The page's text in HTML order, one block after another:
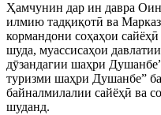
Ҳамчунин дар ин давра
илмию тадқиқотӣ ва
кормандони соҳаҳои
шуда, муассисаҳои
дӯзандагии шаҳри
туризми шаҳри Душанбе”
байналмилалии сайёҳӣ ва
шуданд.